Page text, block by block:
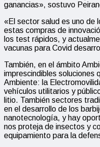
ganancias», sostuvo
«El sector salud es uno de
estas compras de
los test rápidos, y
vacunas para Covid
También, en el ámbito
imprescindibles soluciones
Ambiente: la
vehículos utilitarios y
litio. También sectores
en el desarrollo de los
nanotecnología, y hay
nos proteja de insectos y
equipamiento para la